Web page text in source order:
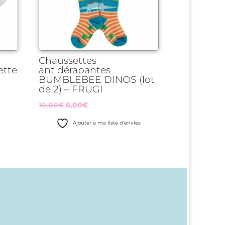
Chaussettes
antidérapantes
BUMBLEBEE DINOS (lot
de 2) – FRUGI
10,00€ Le
prix
6,00€Le
Ajouter à ma liste d'envies